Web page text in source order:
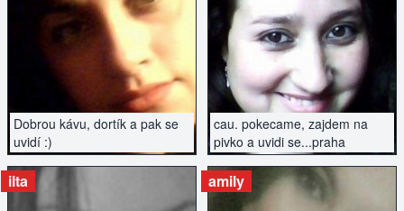
Dobrou kávu, dortík a pak se
uvidí :)
ZOBRAZIT INZERÁT
cau. pokecame, zajdem na
pivko a uvidi se...praha
ZOBRAZIT INZERÁT
ilta amily